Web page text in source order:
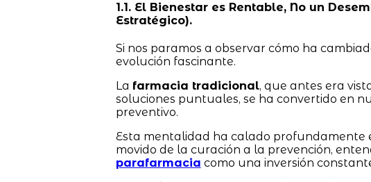
1.1. El Bienestar es Rentable, No un
Estratégico).
Si nos paramos a observar cómo ha
evolución fascinante.
La farmacia tradicional, que antes era
soluciones puntuales, se ha convertido en
preventivo.
Esta mentalidad ha calado profundamente
movido de la curación a la prevención,
parafarmacia como una inversión